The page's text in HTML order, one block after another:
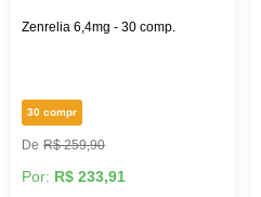
Zenrelia 6,4mg - 30 comp.
30 compr
R$ 259,90
Por: R$ 233,91